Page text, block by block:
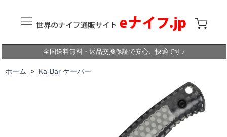
全国送料無料・返品交換保証で安心、快適です♪
ホーム > Ka-Bar ケーバー